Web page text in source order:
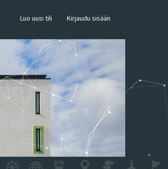
Luo uusi tili Kirjaudu sisään